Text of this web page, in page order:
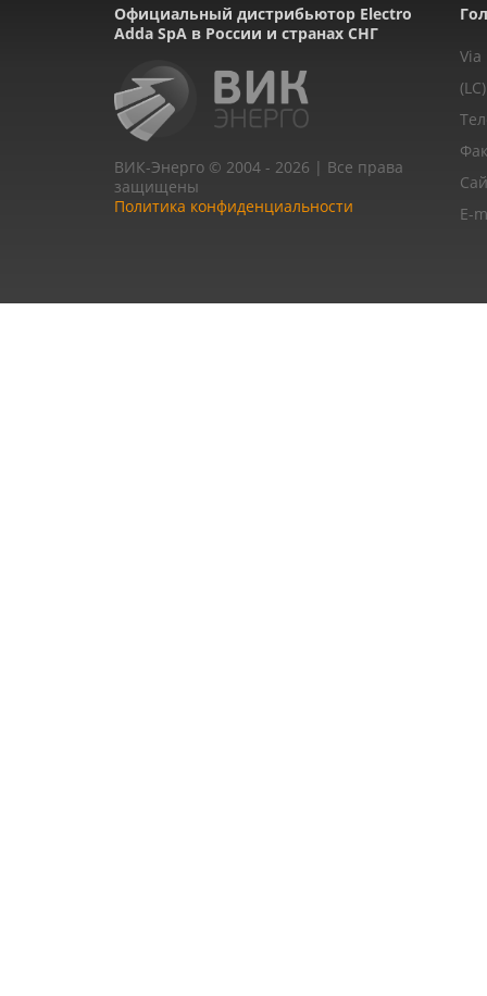
Официальный дистрибьютор Electro
Adda SpA в России и странах СНГ
ВИК-Энерго © 2004 - 2026 | Все права
защищены
Политика конфиденциальности
Via
E-